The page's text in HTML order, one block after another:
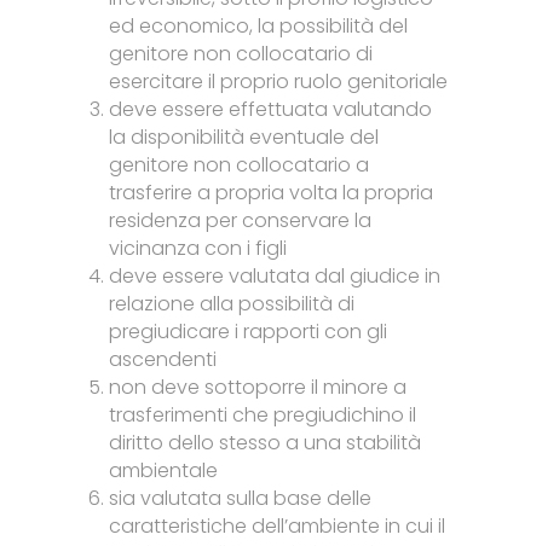
ed economico, la possibilità del
genitore non collocatario di
esercitare il proprio ruolo genitoriale
deve essere effettuata valutando
la disponibilità eventuale del
genitore non collocatario a
trasferire a propria volta la propria
residenza per conservare la
vicinanza con i figli
deve essere valutata dal giudice in
relazione alla possibilità di
pregiudicare i rapporti con gli
ascendenti
non deve sottoporre il minore a
trasferimenti che pregiudichino il
diritto dello stesso a una stabilità
ambientale
sia valutata sulla base delle
caratteristiche dell’ambiente in cui il